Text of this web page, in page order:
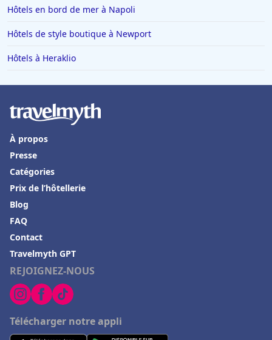
Hôtels en bord de mer à Napoli
Hôtels de style boutique à Newport
Hôtels à Heraklio
REJOIGNEZ-NOUS
Télécharger notre appli
À propos
Presse
Catégories
Prix de l’hôtellerie
Blog
FAQ
Contact
Travelmyth GPT